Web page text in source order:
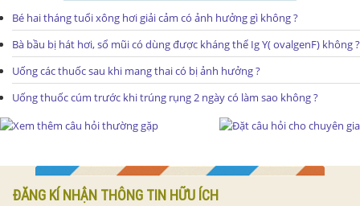
Bé hai tháng tuổi xông hơi giải cảm có ảnh hưởng gì không ?
Bà bầu bị hát hơi, sổ mũi có dùng được kháng thể Ig Y( ovalgenF) không ?
Uống các thuốc sau khi mang thai có bị ảnh hưởng ?
Uống thuốc cúm trước khi trúng rụng 2 ngày có làm sao không ?
ĐĂNG KÍ NHẬN THÔNG TIN HỮU ÍCH